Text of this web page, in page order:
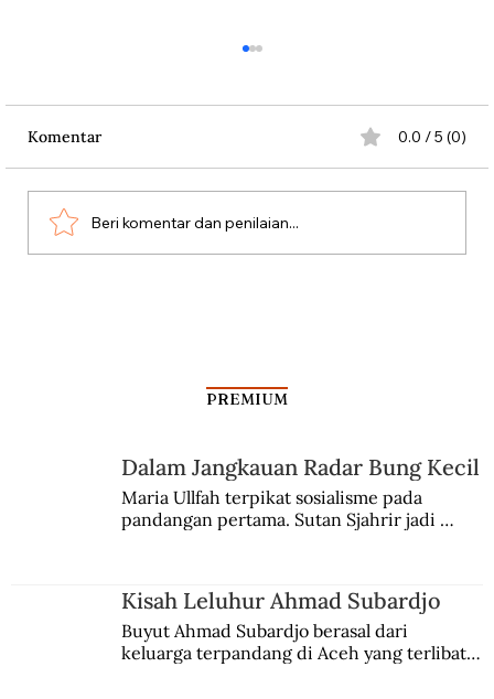
Komentar 0.0 / 5 (0)
Beri komentar dan penilaian...
PREMIUM
Dalam Jangkauan Radar Bung Kecil
Maria Ullfah terpikat sosialisme pada
pandangan pertama. Sutan Sjahrir jadi
Kisah Leluhur Ahmad Subardjo
Buyut Ahmad Subardjo berasal dari
keluarga terpandang di Aceh yang terlibat